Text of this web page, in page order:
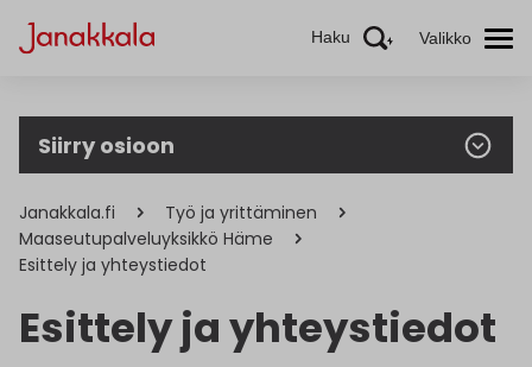
Haku Valikko
Siirry osioon
Janakkala.fi
Työ ja yrittäminen
Maaseutupalveluyksikkö Häme
Esittely ja yhteystiedot
Esittely ja yhteystiedot